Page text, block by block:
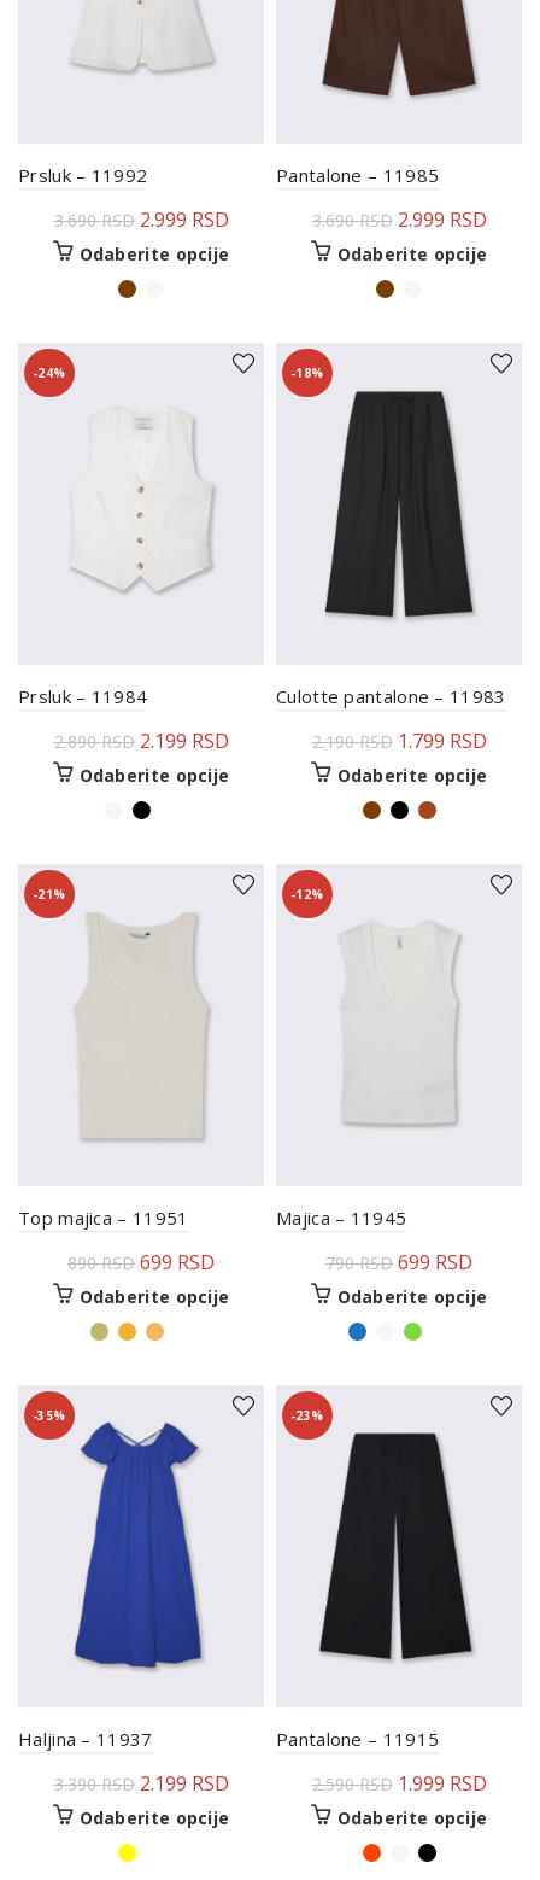
Prsluk – 11992
3.690RSD 2.999 RSD
Odaberite opcije
Pantalone – 11985
3.690RSD 2.999 RSD
Odaberite opcije
-24%
Prsluk – 11984
2.890RSD 2.199 RSD
Odaberite opcije
-18%
Culotte pantalone – 11983
2.190RSD 1.799 RSD
Odaberite opcije
-21%
Top majica – 11951
890RSD 699 RSD
Odaberite opcije
-12%
Majica – 11945
790RSD 699 RSD
Odaberite opcije
-35%
Haljina – 11937
3.390RSD 2.199 RSD
Odaberite opcije
-23%
Pantalone – 11915
2.590RSD 1.999 RSD
Odaberite opcije